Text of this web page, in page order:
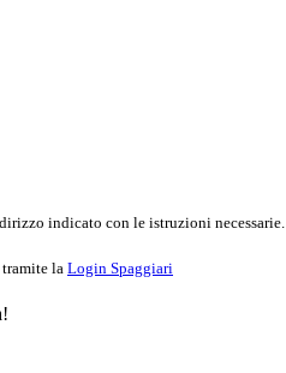
indicato con le istruzioni necessarie.
tramite la Login Spaggiari